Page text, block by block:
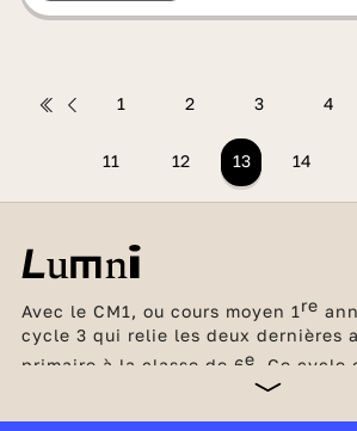
1 2 3 4
11 12 13 14
Avec le CM1, ou cours moyen 1re
cycle 3 qui relie les deux dernières
primaire à la classe de 6e . Ce cycle
l’acquisition des savoirs